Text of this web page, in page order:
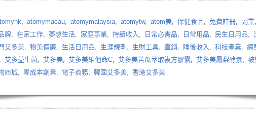
, atomymacau, atomymalaysia, atomytw, atom美, 保健食品, 免費註冊, 副業,
牌, 在家工作, 夢想生活, 家庭事業, 持續收入 , 日常必需品, 日常用品, 民生日用品,
艾多美, 物美價廉, 生活日用品, 生涯規劃 , 生財工具, 直銷, 睡後收入 , 科技產業, 網
, 艾多益生菌, 艾多美, 艾多美維他命C, 艾多美苦瓜萃取複方膠囊, 艾多美鳳梨酵素, 被
商城, 零成本創業, 電子商務, 韓國艾多美, 香港艾多美